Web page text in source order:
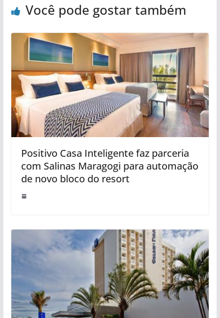
Você pode gostar também
Positivo Casa Inteligente faz parceria
com Salinas Maragogi para automação
de novo bloco do resort